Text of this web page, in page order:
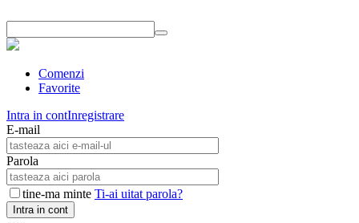
Comenzi
Favorite
Intra in contInregistrare
E-mail
Parola
tine-ma minte Ti-ai uitat parola?
Intra in cont